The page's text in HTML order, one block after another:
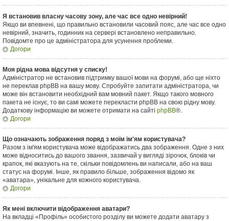
Я встановив власну часову зону, але час все одно невірний!
Якщо ви впевнені, що правильно встановили часовий пояс, але час все одно
невірний, значить, годинник на сервері встановлено неправильно.
Повідомте про це адміністратора для усунення проблеми.
Догори
Моя рідна мова відсутня у списку!
Адміністратор не встановив підтримку вашої мови на форумі, або ще ніхто
не переклав phpBB на вашу мову. Спробуйте запитати адміністратора, чи
може він встановити необхідний вам мовний пакет. Якщо такого мовного
пакета не існує, то ви самі можете перекласти phpBB на свою рідну мову.
Додаткову інформацію ви можете отримати на сайті phpBB®.
Догори
Що означають зображення поряд з моїм ім'ям користувача?
Разом з ім'ям користувача може відображатись два зображення. Одне з них
може відноситись до вашого звання, зазвичай у вигляді зірочок, блоків чи
крапок, які вказують на те, скільки повідомлень ви написали, або на ваш
статус на форумі. Інше, як правило більше, зображення відомо як
«аватара», унікальне для кожного користувача.
Догори
Як мені включити відображення аватари?
На вкладці «Профіль» особистого розділу ви можете додати аватару з